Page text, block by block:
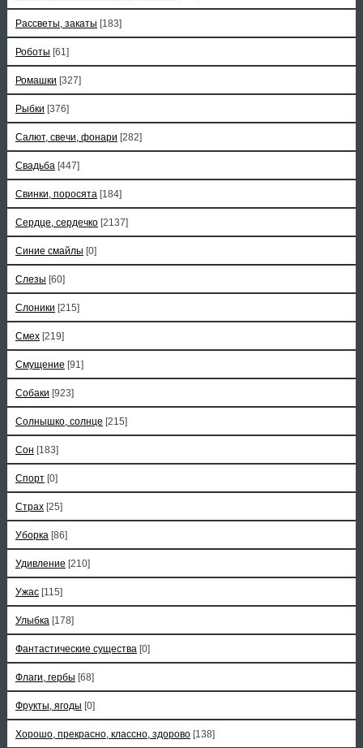
Рассветы, закаты [183]
Роботы [61]
Ромашки [327]
Рыбки [376]
Салют, свечи, фонари [282]
Свадьба [447]
Свинки, поросята [184]
Сердце, сердечко [2137]
Синие смайлы [0]
Слезы [60]
Слоники [215]
Смех [219]
Смущение [91]
Собаки [923]
Солнышко, солнце [215]
Сон [183]
Спорт [0]
Страх [25]
Уборка [86]
Удивление [210]
Ужас [115]
Улыбка [178]
Фантастические существа [0]
Флаги, гербы [68]
Фрукты, ягоды [0]
Хорошо, прекрасно, классно, здорово [138]